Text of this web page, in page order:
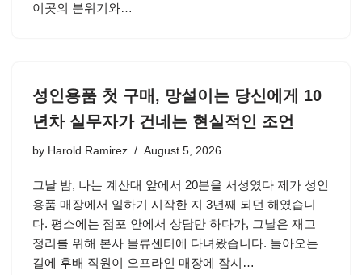
이곳의 분위기와…
성인용품 첫 구매, 망설이는 당신에게 10
년차 실무자가 건네는 현실적인 조언
by Harold Ramirez August 5, 2026
그날 밤, 나는 계산대 앞에서 20분을 서성였다 제가 성인
용품 매장에서 일하기 시작한 지 3년째 되던 해였습니
다. 평소에는 점포 안에서 상담만 하다가, 그날은 재고
정리를 위해 본사 물류센터에 다녀왔습니다. 돌아오는
길에 후배 직원이 오프라인 매장에 잠시…